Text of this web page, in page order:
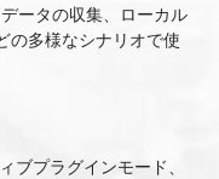
ータの収集、ローカル
の多様なシナリオで使
ブプラグインモード、